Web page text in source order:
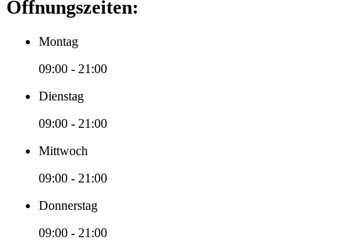
Öffnungszeiten:
Montag
09:00 - 21:00
Dienstag
09:00 - 21:00
Mittwoch
09:00 - 21:00
Donnerstag
09:00 - 21:00